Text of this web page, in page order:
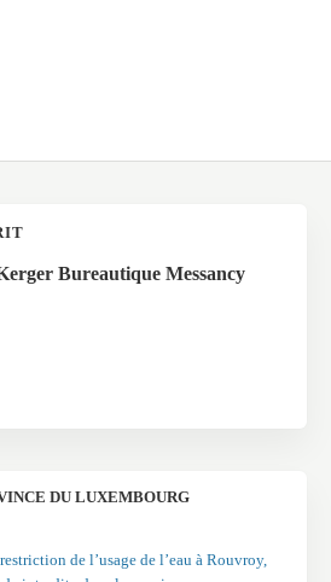
Bureautique Messancy
DU LUXEMBOURG
de l’usage de l’eau à Rouvroy,